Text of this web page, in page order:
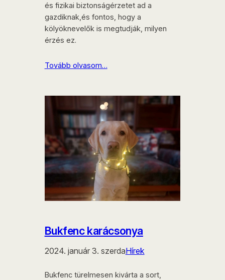
és fizikai biztonságérzetet ad a
gazdiknak,és fontos, hogy a
kölyöknevelők is megtudják, milyen
érzés ez.
Tovább olvasom…
Bukfenc karácsonya
2024. január 3. szerdaHírek
Bukfenc türelmesen kivárta a sort,